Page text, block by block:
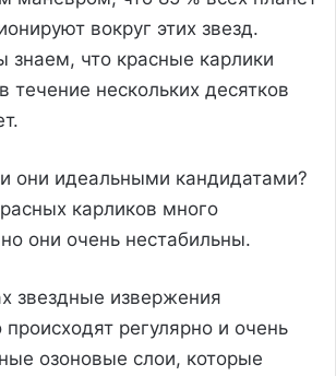
вокруг этих звезд.
знаем, что красные карлики
течение нескольких десятков
они идеальными кандидатами?
карликов много
они очень нестабильны.
звездные извержения
происходят регулярно и очень
озоновые слои, которые